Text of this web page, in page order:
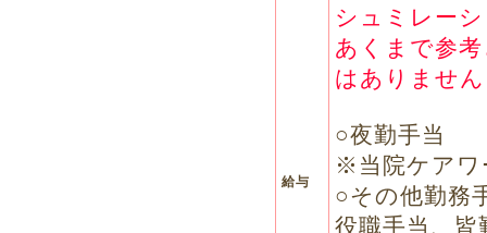
給与
シュミレー
あくまで参
はありませ
○夜勤手当
※当院ケアワ
○その他勤
役職手当、皆